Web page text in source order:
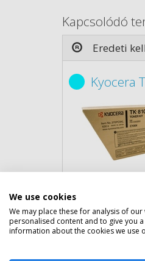
Kapcsolódó
Eredeti
Kyocera
We use cookies
We may place these for analysis of
personalised content and to give you
information about the cookies we use